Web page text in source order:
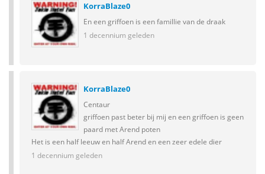
KorraBlaze0
En een griffoen is een famillie van de draak
1 decennium geleden
KorraBlaze0
Centaur
griffoen past beter bij mij en een griffoen is geen
paard met Arend poten
Het is een half leeuw en half Arend en een zeer edele dier
1 decennium geleden